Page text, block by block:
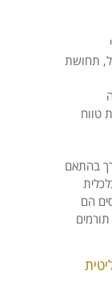
תחושת
טווח
בהתאם
כ-20% מהגיוסים הם